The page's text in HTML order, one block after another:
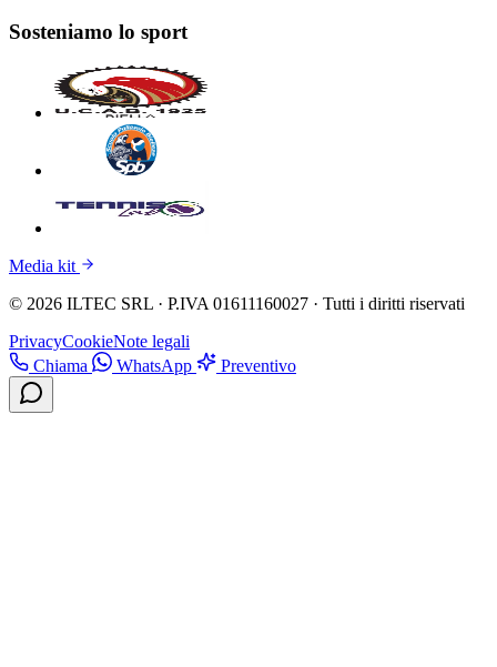
Sosteniamo lo sport
Media kit
© 2026 ILTEC SRL · P.IVA 01611160027 · Tutti i diritti riservati
PrivacyCookieNote legali
Chiama
WhatsApp Preventivo